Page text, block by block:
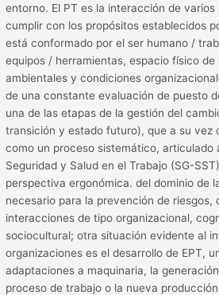
entorno. El PT es la interacción de
cumplir con los propósitos establecidos
está conformado por el ser humano /
equipos / herramientas, espacio físico
ambientales y condiciones
de una constante evaluación de puesto
una de las etapas de la gestión del
transición y estado futuro), que a su vez
como un proceso sistemático, articulado
Seguridad y Salud en el Trabajo (SG-
perspectiva ergonómica. del dominio de
necesario para la prevención de riesgos,
interacciones de tipo organizacional,
sociocultural; otra situación evidente al
organizaciones es el desarrollo de EPT,
adaptaciones a maquinaria, la
proceso de trabajo o la nueva